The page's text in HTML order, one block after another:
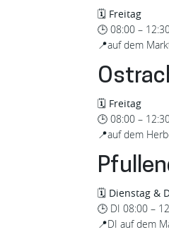
🗓️ Freitag
🕒 08:00 –
📍auf dem
🗓️ Freitag
🕒 08:00 –
📍auf dem
🗓️ Dienstag &
🕒 DI 08:00 –
📍DI auf dem